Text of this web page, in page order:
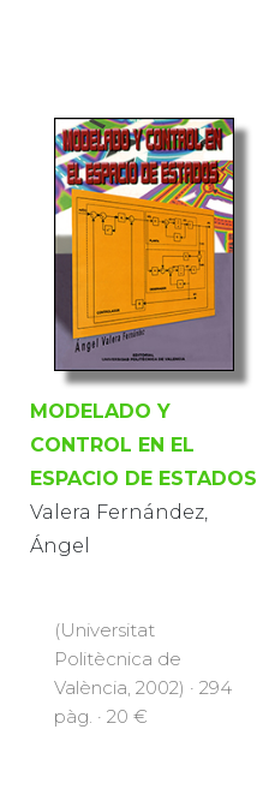
MODELADO Y
CONTROL EN EL
ESPACIO DE ESTADOS
Valera Fernández,
Ángel
(Universitat
Politècnica de
València, 2002) · 294
pàg. · 20 €